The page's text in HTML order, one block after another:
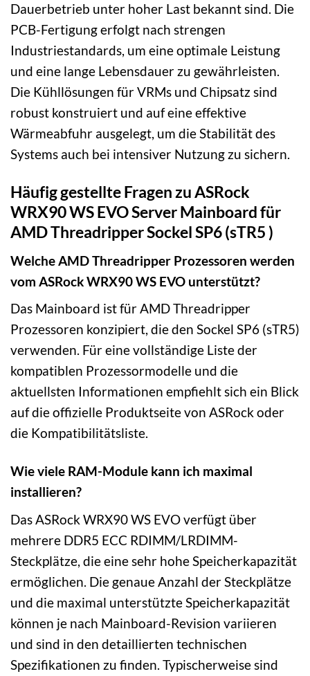
Dauerbetrieb unter hoher Last bekannt sind. Die
PCB-Fertigung erfolgt nach strengen
Industriestandards, um eine optimale Leistung
und eine lange Lebensdauer zu gewährleisten.
Die Kühllösungen für VRMs und Chipsatz sind
robust konstruiert und auf eine effektive
Wärmeabfuhr ausgelegt, um die Stabilität des
Systems auch bei intensiver Nutzung zu sichern.
Häufig gestellte Fragen zu ASRock
WRX90 WS EVO Server Mainboard für
AMD Threadripper Sockel SP6 (sTR5 )
Welche AMD Threadripper Prozessoren werden
vom ASRock WRX90 WS EVO unterstützt?
Das Mainboard ist für AMD Threadripper
Prozessoren konzipiert, die den Sockel SP6 (sTR5)
verwenden. Für eine vollständige Liste der
kompatiblen Prozessormodelle und die
aktuellsten Informationen empfiehlt sich ein Blick
auf die offizielle Produktseite von ASRock oder
die Kompatibilitätsliste.
Wie viele RAM-Module kann ich maximal
installieren?
Das ASRock WRX90 WS EVO verfügt über
mehrere DDR5 ECC RDIMM/LRDIMM-
Steckplätze, die eine sehr hohe Speicherkapazität
ermöglichen. Die genaue Anzahl der Steckplätze
und die maximal unterstützte Speicherkapazität
können je nach Mainboard-Revision variieren
und sind in den detaillierten technischen
Spezifikationen zu finden. Typischerweise sind